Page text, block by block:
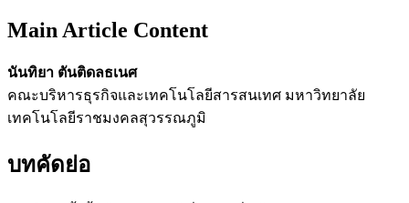
Main Article Content
นันทิยา ตันติดลธเนศ
คณะบริหารธุรกิจและเทคโนโลยีสารสนเทศ มหาวิทยาลัย
เทคโนโลยีราชมงคลสุวรรณภูมิ
บทคัดย่อ